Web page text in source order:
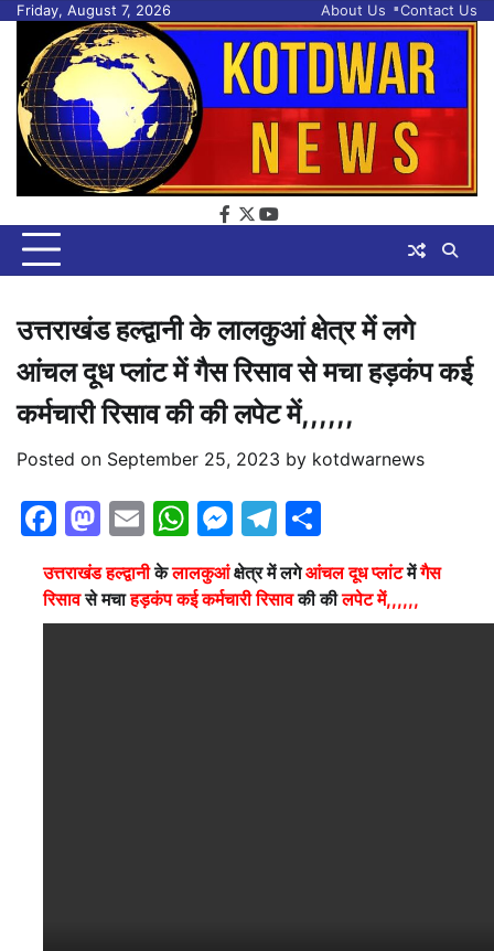
Skip
content
Friday, August 7, 2026 About Us Contact Us
facebook
twitter
youtube
उत्तराखंड हल्द्वानी के लालकुआं क्षेत्र में लगे
आंचल दूध प्लांट में गैस रिसाव से मचा हड़कंप कई
कर्मचारी रिसाव की की लपेट में,,,,,,
Posted on September 25, 2023 by kotdwarnews
Facebook
Mastodon
EmailWhatsApp
Messenger
Telegram
उत्तराखंड हल्द्वानीकेलालकुआंक्षेत्र में लगेआंचल दूध प्लांटमेंगैस
रिसावसे मचाहड़कंप कई कर्मचारी रिसावकी कीलपेट में,,,,,,